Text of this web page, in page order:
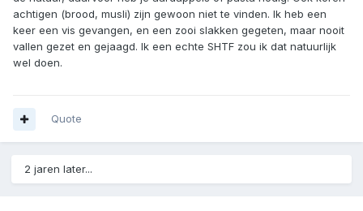
achtigen (brood, musli) zijn gewoon niet te vinden. Ik heb een
keer een vis gevangen, en een zooi slakken gegeten, maar nooit
vallen gezet en gejaagd. Ik een echte SHTF zou ik dat natuurlijk
wel doen.
Quote
2 jaren later...